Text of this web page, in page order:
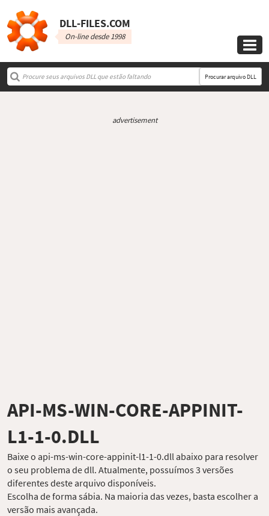
DLL‑FILES.COM
On-line desde 1998

Procurar arquivo DLL
advertisement
API-MS-WIN-CORE-APPINIT-
L1-1-0.DLL
Baixe o api-ms-win-core-appinit-l1-1-0.dll abaixo para resolver
o seu problema de dll. Atualmente, possuímos 3 versões
diferentes deste arquivo disponíveis.
Escolha de forma sábia. Na maioria das vezes, basta escolher a
versão mais avançada.